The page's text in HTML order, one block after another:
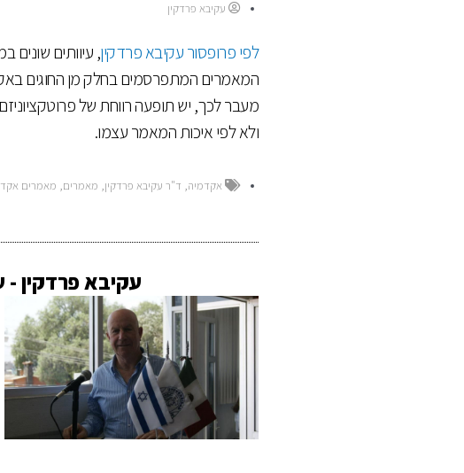
עקיבא פרדקין
לפי פרופסור עקיבא פרדקין, עיוותים
המאמרים המתפרסמים בחלק מן החוגים
מעבר לכך, יש תופעה רווחת של
ולא לפי איכות המאמר עצמו.
אקדמיה, ד"ר עקיבא פרדקין, מאמרים, מאמרים
עקיבא פרדקין -